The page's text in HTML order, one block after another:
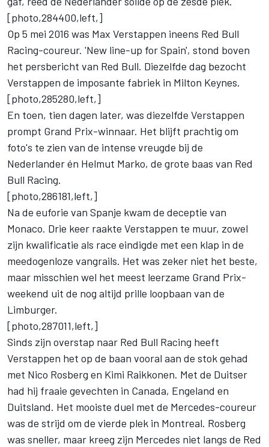
[photo,284400,left,]
Op 5 mei 2016 was Max Verstappen ineens Red Bull
Racing-coureur. 'New line-up for Spain', stond boven
het persbericht van Red Bull. Diezelfde dag bezocht
Verstappen de imposante fabriek in Milton Keynes.
[photo,285280,left,]
En toen, tien dagen later, was diezelfde Verstappen
prompt Grand Prix-winnaar. Het blijft prachtig om
foto's te zien van de intense vreugde bij de
Nederlander én Helmut Marko, de grote baas van Red
Bull Racing.
[photo,286181,left,]
Na de euforie van Spanje kwam de deceptie van
Monaco. Drie keer raakte Verstappen te muur, zowel
zijn kwalificatie als race eindigde met een klap in de
meedogenloze vangrails. Het was zeker niet het beste,
maar misschien wel het meest leerzame Grand Prix-
weekend uit de nog altijd prille loopbaan van de
Limburger.
[photo,287011,left,]
Sinds zijn overstap naar Red Bull Racing heeft
Verstappen het op de baan vooral aan de stok gehad
met Nico Rosberg en Kimi Raikkonen. Met de Duitser
had hij fraaie gevechten in Canada, Engeland en
Duitsland. Het mooiste duel met de Mercedes-coureur
was de strijd om de vierde plek in Montreal. Rosberg
was sneller, maar kreeg zijn Mercedes niet langs de Red